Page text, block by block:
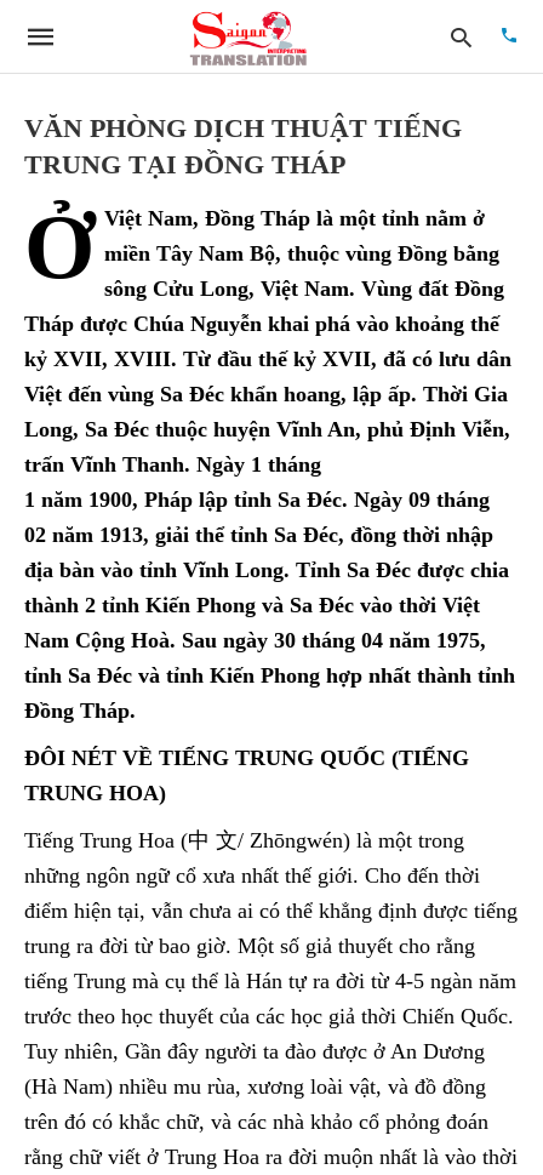
hit
enter:
VĂN PHÒNG DỊCH THUẬT TIẾNG
TRUNG TẠI ĐỒNG THÁP
Ở Việt Nam, Đồng Tháp là một tỉnh nằm ở
miền Tây Nam Bộ, thuộc vùng Đồng bằng
sông Cửu Long, Việt Nam. Vùng đất Đồng
Tháp được Chúa Nguyễn khai phá vào khoảng thế
kỷ XVII, XVIII. Từ đầu thế kỷ XVII, đã có lưu dân
Việt đến vùng Sa Đéc khẩn hoang, lập ấp. Thời Gia
Long, Sa Đéc thuộc huyện Vĩnh An, phủ Định Viễn,
trấn Vĩnh Thanh. Ngày 1 tháng
1 năm 1900, Pháp lập tỉnh Sa Đéc. Ngày 09 tháng
02 năm 1913, giải thể tỉnh Sa Đéc, đồng thời nhập
địa bàn vào tỉnh Vĩnh Long. Tỉnh Sa Đéc được chia
thành 2 tỉnh Kiến Phong và Sa Đéc vào thời Việt
Nam Cộng Hoà. Sau ngày 30 tháng 04 năm 1975,
tỉnh Sa Đéc và tỉnh Kiến Phong hợp nhất thành tỉnh
Đồng Tháp.
ĐÔI NÉT VỀ TIẾNG TRUNG QUỐC (TIẾNG
TRUNG HOA)
Tiếng Trung Hoa (中 文/ Zhōngwén) là một trong
những ngôn ngữ cổ xưa nhất thế giới. Cho đến thời
điểm hiện tại, vẫn chưa ai có thể khẳng định được tiếng
trung ra đời từ bao giờ. Một số giả thuyết cho rằng
tiếng Trung mà cụ thể là Hán tự ra đời từ 4-5 ngàn năm
trước theo học thuyết của các học giả thời Chiến Quốc.
Tuy nhiên, Gần đây người ta đào được ở An Dương
(Hà Nam) nhiều mu rùa, xương loài vật, và đồ đồng
trên đó có khắc chữ, và các nhà khảo cổ phỏng đoán
rằng chữ viết ở Trung Hoa ra đời muộn nhất là vào thời